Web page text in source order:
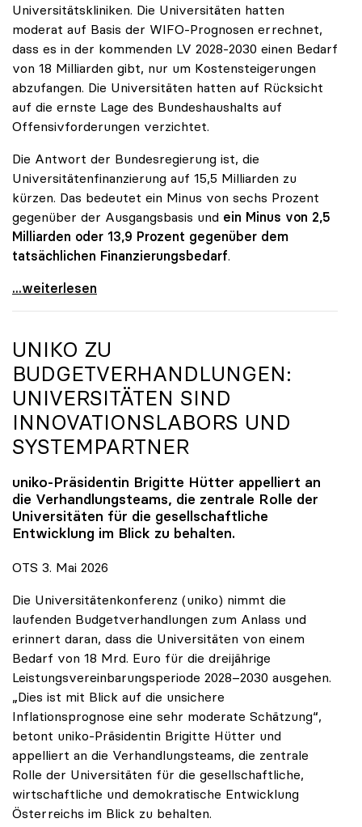
Universitätskliniken. Die Universitäten hatten
moderat auf Basis der WIFO-Prognosen errechnet,
dass es in der kommenden LV 2028-2030 einen Bedarf
von 18 Milliarden gibt, nur um Kostensteigerungen
abzufangen. Die Universitäten hatten auf Rücksicht
auf die ernste Lage des Bundeshaushalts auf
Offensivforderungen verzichtet.
Die Antwort der Bundesregierung ist, die
Universitätenfinanzierung auf 15,5 Milliarden zu
kürzen. Das bedeutet ein Minus von sechs Prozent
gegenüber der Ausgangsbasis und ein Minus von 2,5
Milliarden oder 13,9 Prozent gegenüber dem
tatsächlichen Finanzierungsbedarf.
\"Österreich ist für die heimischen Universitäten
...weiterlesen
UNIKO ZU
BUDGETVERHANDLUNGEN:
UNIVERSITÄTEN SIND
INNOVATIONSLABORS UND
SYSTEMPARTNER
uniko-Präsidentin Brigitte Hütter appelliert an
die Verhandlungsteams, die zentrale Rolle der
Universitäten für die gesellschaftliche
Entwicklung im Blick zu behalten.
OTS 3. Mai 2026
Die Universitätenkonferenz (uniko) nimmt die
laufenden Budgetverhandlungen zum Anlass und
erinnert daran, dass die Universitäten von einem
Bedarf von 18 Mrd. Euro für die dreijährige
Leistungsvereinbarungsperiode 2028–2030 ausgehen.
„Dies ist mit Blick auf die unsichere
Inflationsprognose eine sehr moderate Schätzung“,
betont uniko-Präsidentin Brigitte Hütter und
appelliert an die Verhandlungsteams, die zentrale
Rolle der Universitäten für die gesellschaftliche,
wirtschaftliche und demokratische Entwicklung
Österreichs im Blick zu behalten.